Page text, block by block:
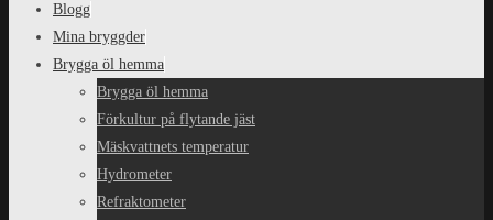
Blogg
Mina bryggder
Brygga öl hemma
Brygga öl hemma
Förkultur på flytande jäst
Mäskvattnets temperatur
Hydrometer
Refraktometer